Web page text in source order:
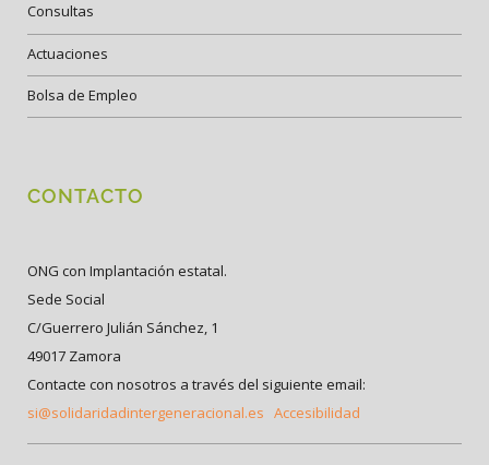
Consultas
Actuaciones
Bolsa de Empleo
CONTACTO
ONG con Implantación estatal.
Sede Social
C/Guerrero Julián Sánchez, 1
49017 Zamora
Contacte con nosotros a través del siguiente email:
si@solidaridadintergeneracional.es Accesibilidad